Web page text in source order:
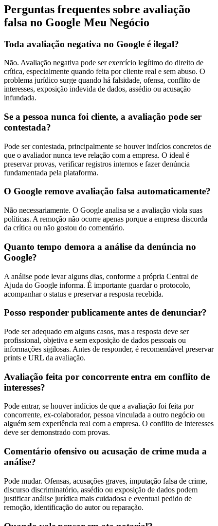
Perguntas frequentes sobre avaliação
falsa no Google Meu Negócio
Toda avaliação negativa no Google é ilegal?
Não. Avaliação negativa pode ser exercício legítimo do direito de
crítica, especialmente quando feita por cliente real e sem abuso. O
problema jurídico surge quando há falsidade, ofensa, conflito de
interesses, exposição indevida de dados, assédio ou acusação
infundada.
Se a pessoa nunca foi cliente, a avaliação pode ser
contestada?
Pode ser contestada, principalmente se houver indícios concretos de
que o avaliador nunca teve relação com a empresa. O ideal é
preservar provas, verificar registros internos e fazer denúncia
fundamentada pela plataforma.
O Google remove avaliação falsa automaticamente?
Não necessariamente. O Google analisa se a avaliação viola suas
políticas. A remoção não ocorre apenas porque a empresa discorda
da crítica ou não gostou do comentário.
Quanto tempo demora a análise da denúncia no
Google?
A análise pode levar alguns dias, conforme a própria Central de
Ajuda do Google informa. É importante guardar o protocolo,
acompanhar o status e preservar a resposta recebida.
Posso responder publicamente antes de denunciar?
Pode ser adequado em alguns casos, mas a resposta deve ser
profissional, objetiva e sem exposição de dados pessoais ou
informações sigilosas. Antes de responder, é recomendável preservar
prints e URL da avaliação.
Avaliação feita por concorrente entra em conflito de
interesses?
Pode entrar, se houver indícios de que a avaliação foi feita por
concorrente, ex-colaborador, pessoa vinculada a outro negócio ou
alguém sem experiência real com a empresa. O conflito de interesses
deve ser demonstrado com provas.
Comentário ofensivo ou acusação de crime muda a
análise?
Pode mudar. Ofensas, acusações graves, imputação falsa de crime,
discurso discriminatório, assédio ou exposição de dados podem
justificar análise jurídica mais cuidadosa e eventual pedido de
remoção, identificação do autor ou reparação.